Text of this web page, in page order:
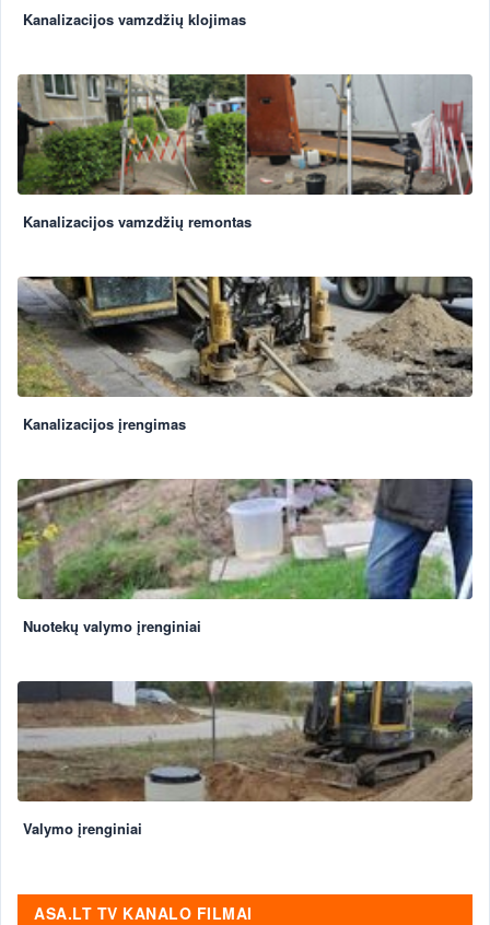
Kanalizacijos vamzdžių klojimas
Kanalizacijos vamzdžių remontas
Kanalizacijos įrengimas
Nuotekų valymo įrenginiai
Valymo įrenginiai
ASA.LT TV KANALO FILMAI